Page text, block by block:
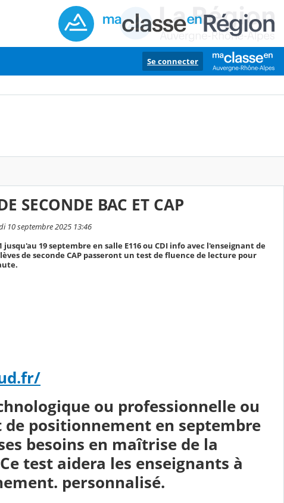
Se connecter
SECONDE BAC ET CAP
10 septembre 2025 13:46
19 septembre en salle E116 ou CDI info avec l'enseignant de
de seconde CAP passeront un test de fluence de lecture pour
ou professionnelle ou
de positionnement en septembre
besoins en maîtrise de la
test aidera les enseignants à
personnalisé.